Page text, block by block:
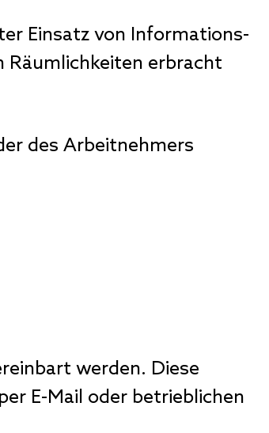
Einsatz von Informations-
Räumlichkeiten erbracht
des Arbeitnehmers
werden. Diese
E-Mail oder betrieblichen